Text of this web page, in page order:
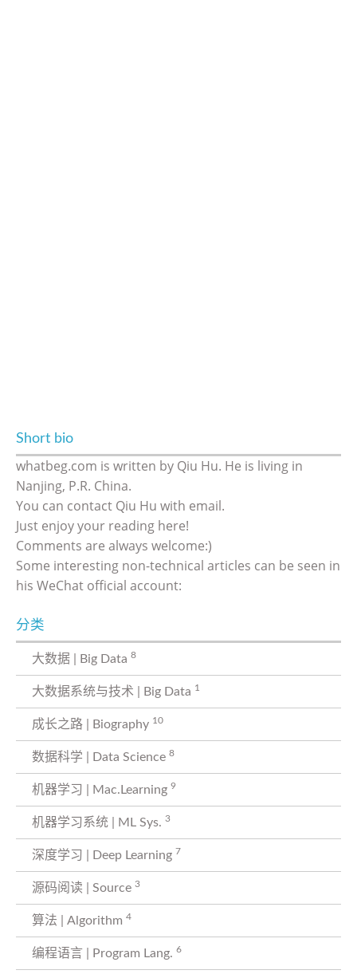
Short bio
whatbeg.com is written by Qiu Hu. He is living in
Nanjing, P.R. China.
You can contact Qiu Hu with email.
Just enjoy your reading here!
Comments are always welcome:)
Some interesting non-technical articles can be seen in
his WeChat official account:
分类
大数据 | Big Data 8
大数据系统与技术 | Big Data 1
成长之路 | Biography 10
数据科学 | Data Science 8
机器学习 | Mac.Learning 9
机器学习系统 | ML Sys. 3
深度学习 | Deep Learning 7
源码阅读 | Source 3
算法 | Algorithm 4
编程语言 | Program Lang. 6